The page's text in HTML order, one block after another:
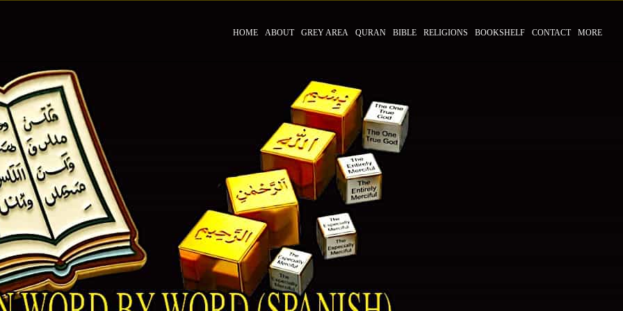
HOME ABOUT GREY AREA QURAN BIBLE RELIGIONS BOOKSHELF CONTACT MORE